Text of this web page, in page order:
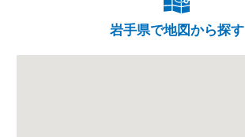
岩手県で地図から探す